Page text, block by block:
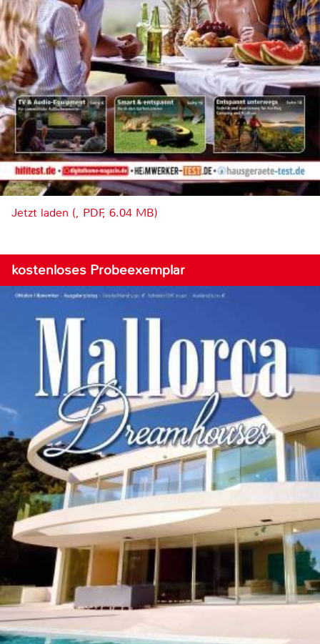
Jetzt laden (, PDF, 6.04 MB)
kostenloses Probeexemplar